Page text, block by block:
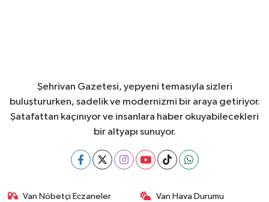
Şehrivan Gazetesi, yepyeni temasıyla sizleri
buluştururken, sadelik ve modernizmi bir araya getiriyor.
Şatafattan kaçınıyor ve insanlara haber okuyabilecekleri
bir altyapı sunuyor.
Van Nöbetçi Eczaneler Van Hava Durumu